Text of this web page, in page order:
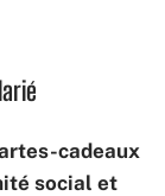
cadeaux
social et